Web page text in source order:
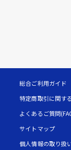
総合ご利用ガイド
特定商取引に関す
よくあるご質問
サイトマップ
個人情報の取り扱